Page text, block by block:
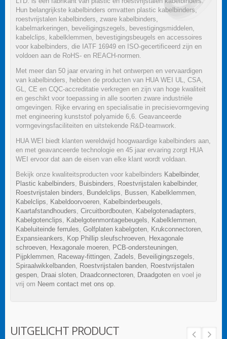
Hun belangrijkste kabelbinders omvatten plastic kabelbinders,
roestvrijstalen kabelbinders, zware kabelbinders,
kabelmarkeringen, beveiligingszegels, bevestigingsmiddelen,
kabelclips, kabelklemmen, bevestigingsbeugels en accessoires
voor kabelbinders, die IATF 16949 en ISO-gecertificeerd zijn en
voldoen aan de RoHS- en REACH-normen.
Met meer dan 50 jaar ervaring in het ontwerpen en vervaardigen
van kabelbinders, hebben de producten van HUA WEI UL, CSA,
GL, CE en CQC-accreditatie verkregen en zijn van hoge kwaliteit
en geschikt voor toepassing in alle soorten zware industriële
omgevingen. Rijke ervaring en specialisatie in precisievormgeving
met engineering kunststof polyamide 6,6. Geavanceerde
vormgevingsfaciliteiten en uitstekende R&D-teamwork.
HUA WEI biedt klanten wereldwijd hoogwaardige kabelbinders aan,
en met geavanceerde technologie en 45 jaar ervaring zorgt HUA
WEI ervoor dat aan de eisen van elke klant wordt voldaan.
Bekijk onze kwaliteitsproducten voor kabelbinders Kabelbinder,
Plastic kabelbinders, Buisbinders, Roestvrijstalen kabelbinder,
Roestvrijstalen binders, Bundelclips, Bussen, Kabelklemmen,
Kabelclips, Kabeldoorvoeren, Kabelbinderbeugels,
Kaartafstandhouders, Circuitbordbouten, Kabelgotenadapters,
Kabelgotenclips, Kabelgotenmontagebeugels, Kabelklemmen,
Kabeluiteinde ferrules, Golfplaten kabelgoten, Krukconnectoren,
Expansieankers, Kop Phillip sleufschroeven, Hexagonale
schroeven, Hexagonale moeren, PCB-ondersteuningen,
Pijpklemmen, Raceway-fittingen, Zadels, Beveiligingszegels,
Spiraalwikkelbanden, Roestvrijstalen banden, Roestvrijstalen
gespen, Draai sloten, Draadconnectoren, Draadgoten en voel je
vrij om Neem contact met ons op.
UITGELICHT PRODUCT